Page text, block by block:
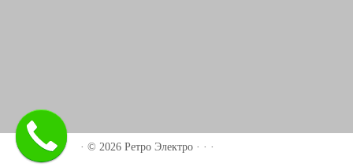
· © 2026 Ретро Электро· · ·